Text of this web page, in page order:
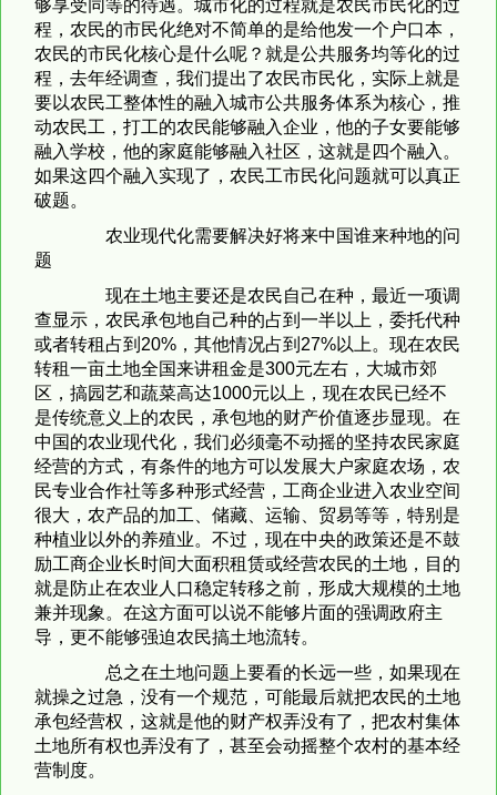
够享受同等的待遇。城市化的过程就是农民市民化的过
程，农民的市民化绝对不简单的是给他发一个户口本，
农民的市民化核心是什么呢？就是公共服务均等化的过
程，去年经调查，我们提出了农民市民化，实际上就是
要以农民工整体性的融入城市公共服务体系为核心，推
动农民工，打工的农民能够融入企业，他的子女要能够
融入学校，他的家庭能够融入社区，这就是四个融入。
如果这四个融入实现了，农民工市民化问题就可以真正
破题。
农业现代化需要解决好将来中国谁来种地的问
题
现在土地主要还是农民自己在种，最近一项调
查显示，农民承包地自己种的占到一半以上，委托代种
或者转租占到20%，其他情况占到27%以上。现在农民
转租一亩土地全国来讲租金是300元左右，大城市郊
区，搞园艺和蔬菜高达1000元以上，现在农民已经不
是传统意义上的农民，承包地的财产价值逐步显现。在
中国的农业现代化，我们必须毫不动摇的坚持农民家庭
经营的方式，有条件的地方可以发展大户家庭农场，农
民专业合作社等多种形式经营，工商企业进入农业空间
很大，农产品的加工、储藏、运输、贸易等等，特别是
种植业以外的养殖业。不过，现在中央的政策还是不鼓
励工商企业长时间大面积租赁或经营农民的土地，目的
就是防止在农业人口稳定转移之前，形成大规模的土地
兼并现象。在这方面可以说不能够片面的强调政府主
导，更不能够强迫农民搞土地流转。
总之在土地问题上要看的长远一些，如果现在
就操之过急，没有一个规范，可能最后就把农民的土地
承包经营权，这就是他的财产权弄没有了，把农村集体
土地所有权也弄没有了，甚至会动摇整个农村的基本经
营制度。